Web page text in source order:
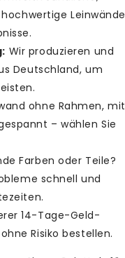
Leinwände
Wir produzieren und
Deutschland, um
ohne Rahmen, mit
– wählen Sie
Farben oder Teile?
schnell und
14-Tage-Geld-
Risiko bestellen.